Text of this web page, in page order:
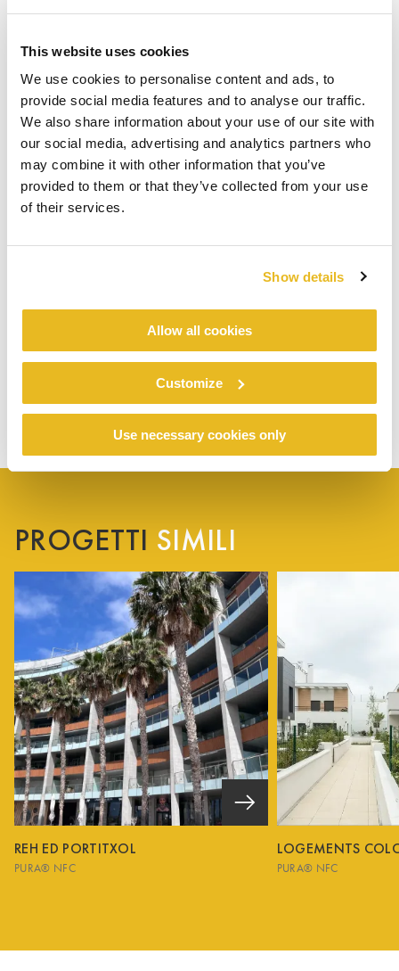
This website uses cookies
We use cookies to personalise content and ads, to
provide social media features and to analyse our traffic.
We also share information about your use of our site with
our social media, advertising and analytics partners who
may combine it with other information that you’ve
provided to them or that they’ve collected from your use
of their services.
Show details
Allow all cookies
Customize
Use necessary cookies only
PROGETTI SIMILI
REH ED PORTITXOL
PURA® NFC
LOGEMENTS
PURA® NFC